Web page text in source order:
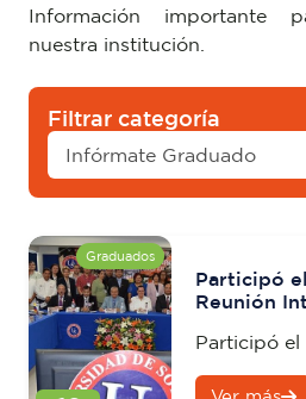
Información importante
nuestra institución.
Filtrar categoría
Infórmate Graduado
Graduados
Participó
Reunión
las
Participó el
Reunión